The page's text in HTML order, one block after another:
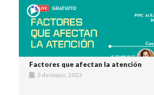
Factores que afectan la atención
3 de mayo, 2023